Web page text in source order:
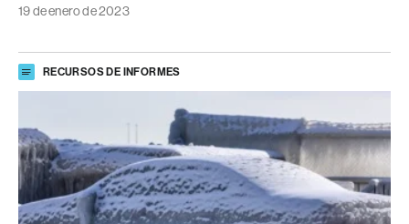
19 de enero de 2023
RECURSOS DE INFORMES